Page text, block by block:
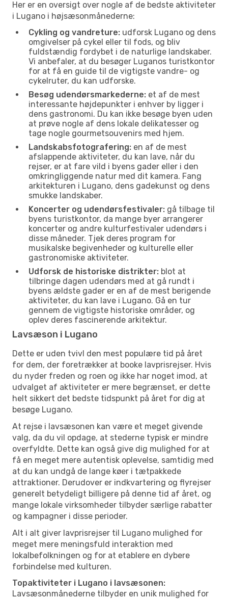
Her er en oversigt over nogle af de bedste aktiviteter
i Lugano i højsæsonmånederne:
Cykling og vandreture: udforsk Lugano og dens
omgivelser på cykel eller til fods, og bliv
fuldstændig fordybet i de naturlige landskaber.
Vi anbefaler, at du besøger Luganos turistkontor
for at få en guide til de vigtigste vandre- og
cykelruter, du kan udforske.
Besøg udendørsmarkederne: et af de mest
interessante højdepunkter i enhver by ligger i
dens gastronomi. Du kan ikke besøge byen uden
at prøve nogle af dens lokale delikatesser og
tage nogle gourmetsouvenirs med hjem.
Landskabsfotografering: en af de mest
afslappende aktiviteter, du kan lave, når du
rejser, er at fare vild i byens gader eller i den
omkringliggende natur med dit kamera. Fang
arkitekturen i Lugano, dens gadekunst og dens
smukke landskaber.
Koncerter og udendørsfestivaler: gå tilbage til
byens turistkontor, da mange byer arrangerer
koncerter og andre kulturfestivaler udendørs i
disse måneder. Tjek deres program for
musikalske begivenheder og kulturelle eller
gastronomiske aktiviteter.
Udforsk de historiske distrikter: blot at
tilbringe dagen udendørs med at gå rundt i
byens ældste gader er en af de mest berigende
aktiviteter, du kan lave i Lugano. Gå en tur
gennem de vigtigste historiske områder, og
oplev deres fascinerende arkitektur.
Lavsæson i Lugano
Dette er uden tvivl den mest populære tid på året
for dem, der foretrækker at booke lavprisrejser. Hvis
du nyder freden og roen og ikke har noget imod, at
udvalget af aktiviteter er mere begrænset, er dette
helt sikkert det bedste tidspunkt på året for dig at
besøge Lugano.
At rejse i lavsæsonen kan være et meget givende
valg, da du vil opdage, at stederne typisk er mindre
overfyldte. Dette kan også give dig mulighed for at
få en meget mere autentisk oplevelse, samtidig med
at du kan undgå de lange køer i tætpakkede
attraktioner. Derudover er indkvartering og flyrejser
generelt betydeligt billigere på denne tid af året, og
mange lokale virksomheder tilbyder særlige rabatter
og kampagner i disse perioder.
Alt i alt giver lavprisrejser til Lugano mulighed for
meget mere meningsfuld interaktion med
lokalbefolkningen og for at etablere en dybere
forbindelse med kulturen.
Topaktiviteter i Lugano i lavsæsonen:
Lavsæsonmånederne tilbyder en unik mulighed for